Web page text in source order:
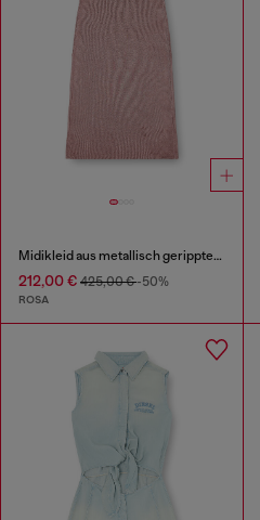
Midikleid aus metallisch geripptem Strick
212,00 € 425,00 €-50%
ROSA